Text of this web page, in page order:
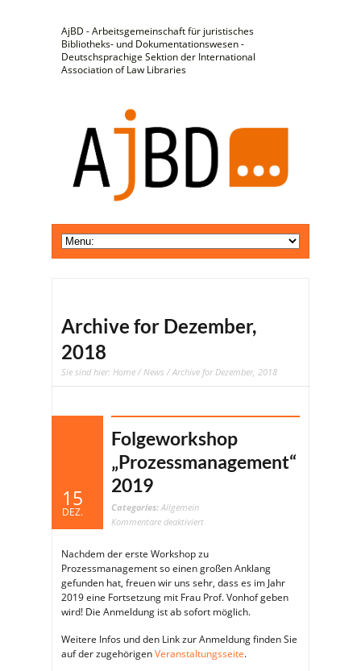
AjBD - Arbeitsgemeinschaft für juristisches
Bibliotheks- und Dokumentationswesen -
Deutschsprachige Sektion der International
Association of Law Libraries
Archive for Dezember,
2018
Sie sind hier: Home / News / Archive for Dezember, 2018
15
DEZ.
Folgeworkshop
„Prozessmanagement“
2019
Categories: Allgemein
Kommentare deaktiviertfür
Nachdem der erste Workshop zu
Prozessmanagement so einen großen Anklang
gefunden hat, freuen wir uns sehr, dass es im Jahr
2019 eine Fortsetzung mit Frau Prof. Vonhof geben
wird! Die Anmeldung ist ab sofort möglich.
Weitere Infos und den Link zur Anmeldung finden Sie
auf der zugehörigenVeranstaltungsseite.